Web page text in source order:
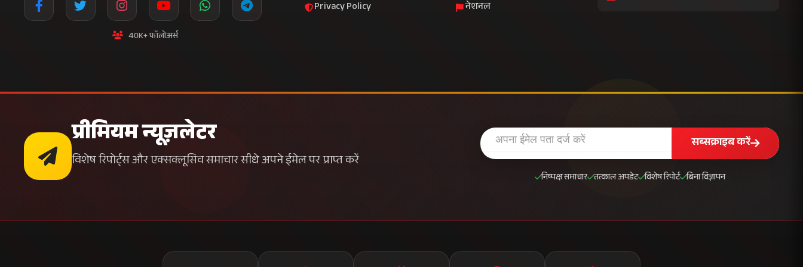
40K+ फॉलोअर्स
Privacy Policy नेशनल
प्रीमियम न्यूज़लेटर
विशेष रिपोर्ट्स और एक्सक्लूसिव समाचार सीधे अपने ईमेल पर प्राप्त करें
सब्सक्राइब करें
निष्पक्ष समाचार तत्काल अपडेट विशेष रिपोर्ट बिना विज्ञापन